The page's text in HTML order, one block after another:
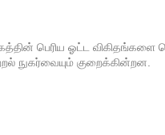
பெரிய ஓட்ட விகிதங்களை
நுகர்வையும் குறைக்கின்றன.